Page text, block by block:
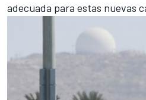
adecuada para estas nuevas